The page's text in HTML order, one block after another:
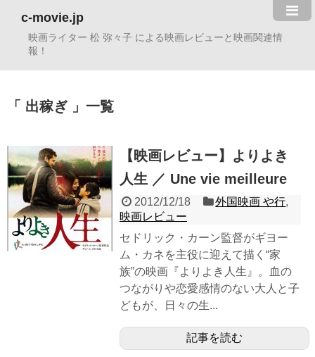
c-movie.jp
映画ライター 松 弥々子 による映画レビューと映画関連情
報！
出稼ぎ 一覧
【映画レビュー】よりよき
人生 ／ Une vie meilleure
2012/12/18 外国映画 や行,
映画レビュー
セドリック・カーン監督がギヨー
ム・カネを主役に迎えて描く“家
族”の映画『よりよき人生』。血の
つながりや恋愛感情のない大人と子
どもが、日々の生...
記事を読む